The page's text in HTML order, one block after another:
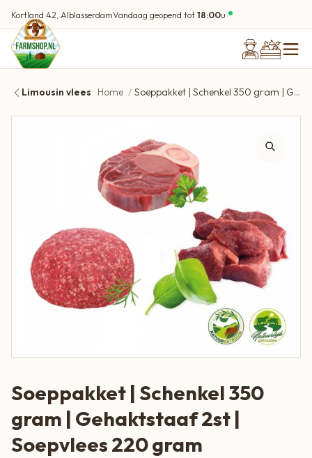
Kortland 42, AlblasserdamVandaag geopend tot18:00u
Limousin vlees Home Soeppakket | Schenkel 350 gram | Gehaktstaaf 2st | Soepvlees 220 gram
Soeppakket | Schenkel 350
gram | Gehaktstaaf 2st |
Soepvlees 220 gram